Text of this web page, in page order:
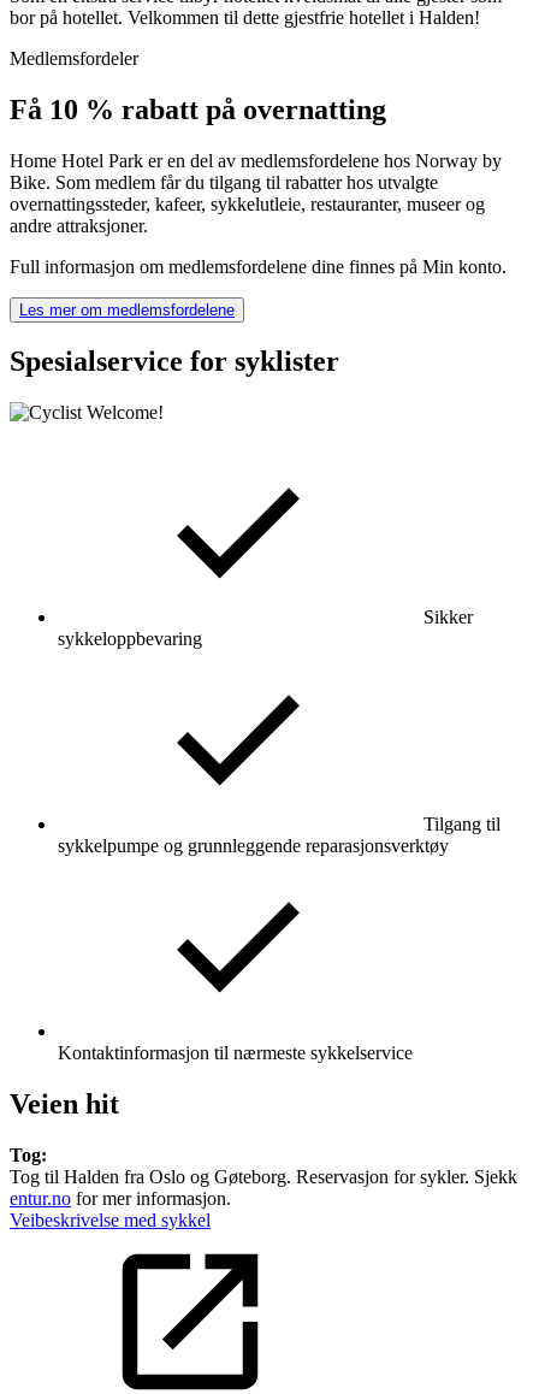
bor på hotellet. Velkommen til dette gjestfrie hotellet i Halden!
Medlemsfordeler
Få 10 % rabatt på overnatting
Home Hotel Park er en del av medlemsfordelene hos Norway by
Bike. Som medlem får du tilgang til rabatter hos utvalgte
overnattingssteder, kafeer, sykkelutleie, restauranter, museer og
andre attraksjoner.
Full informasjon om medlemsfordelene dine finnes på Min konto.
Les mer om medlemsfordelene
Spesialservice for syklister
Sikker
sykkeloppbevaring
Tilgang til
sykkelpumpe og grunnleggende reparasjonsverktøy
Kontaktinformasjon til nærmeste sykkelservice
Veien hit
Tog:
Tog til Halden fra Oslo og Gøteborg. Reservasjon for sykler. Sjekk
entur.no for mer informasjon.
Veibeskrivelse med sykkel